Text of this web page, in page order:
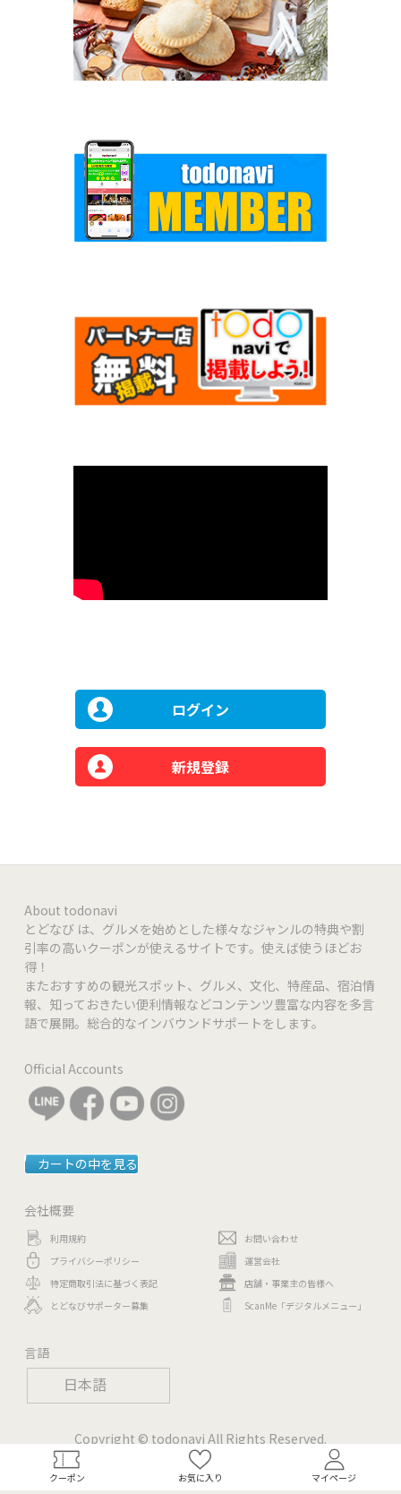
日本語
クーポン お気に入り マイページ
ログイン
新規登録
About todonavi
とどなび は、グルメを始めとした様々なジャンルの特典や割
引率の高いクーポンが使えるサイトです。使えば使うほどお
得！
またおすすめの観光スポット、グルメ、文化、特産品、宿泊情
報、知っておきたい便利情報などコンテンツ豊富な内容を多言
語で展開。総合的なインバウンドサポートをします。
Official Accounts
カートの中を見る
会社概要
利用規約
プライバシーポリシー
特定商取引法に基づく表記
とどなびサポーター募集
お問い合わせ
運営会社
店舗・事業主の皆様へ
ScanMe「デジタルメニュー」
言語
Copyright © todonavi All Rights Reserved.